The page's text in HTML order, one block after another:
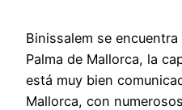
Binissalem se
Palma de Mallorca, la
está muy bien
Mallorca, con